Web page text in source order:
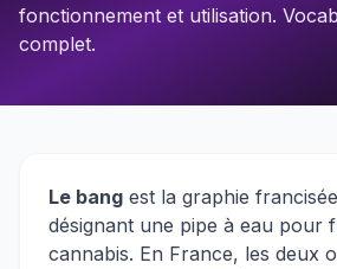
fonctionnement et utilisation.
complet.
Le bang est la graphie
désignant une pipe à eau pour
cannabis. En France, les deux